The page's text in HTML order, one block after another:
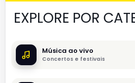
EXPLORE POR
Música ao vivo
Concertos e festivais